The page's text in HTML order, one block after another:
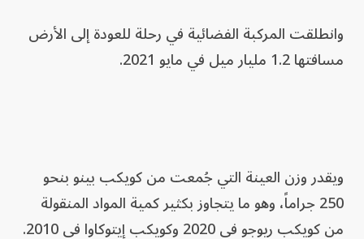
وانطلقت المركبة الفضائية في رحلة للعودة إلى الأرض
مسافتها 1.2 مليار ميل في مايو 2021.
ويقدر وزن العينة التي جُمعت من كويكب بينو بنحو
250 جراماً، وهو ما يتجاوز بكثير كمية المواد المنقولة
من كويكب ريوجو في 2020 وكويكب إيتوكاوا في 2010.